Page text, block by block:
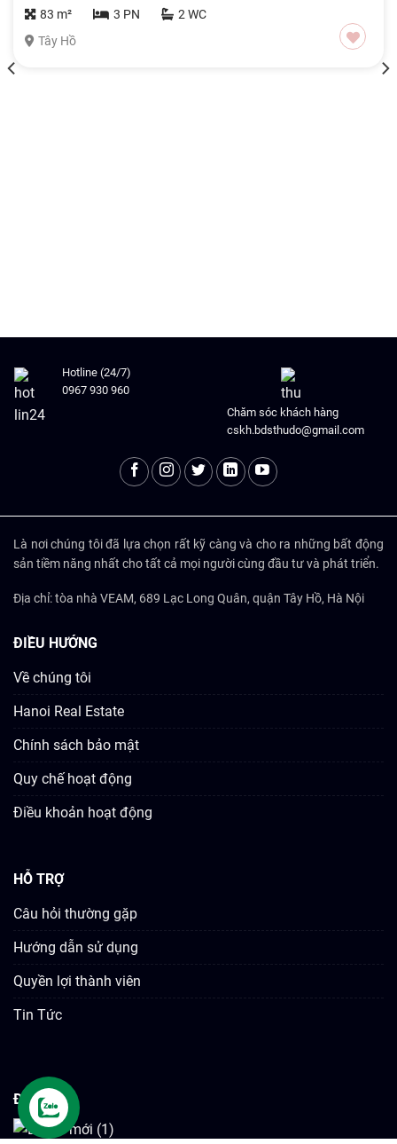
83 m² 3 PN
2 WC
Tây Hồ
Hotline (24/7)
0967 930 960
Chăm sóc khách hàng
cskh.bdsthudo@gmail.com
Là nơi chúng tôi đã lựa chọn rất kỹ càng và cho ra những bất động
sản tiềm năng nhất cho tất cả mọi người cùng đầu tư và phát triển.
Địa chỉ: tòa nhà VEAM, 689 Lạc Long Quân, quận Tây Hồ, Hà Nội
ĐIỀU HƯỚNG
Về chúng tôi
Hanoi Real Estate
Chính sách bảo mật
Quy chế hoạt động
Điều khoản hoạt động
HỖ TRỢ
Câu hỏi thường gặp
Hướng dẫn sử dụng
Quyền lợi thành viên
Tin Tức
ĐỐI TÁC